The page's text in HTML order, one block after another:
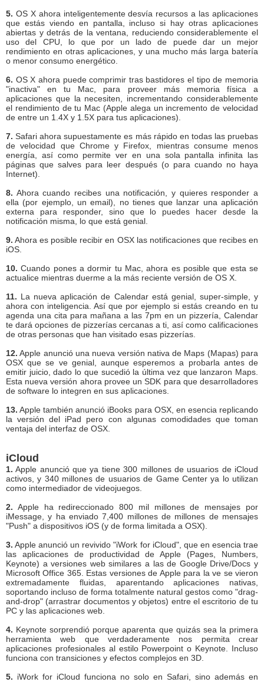
5. OS X ahora inteligentemente desvía recursos a las aplicaciones
que estás viendo en pantalla, incluso si hay otras aplicaciones
abiertas y detrás de la ventana, reduciendo considerablemente el
uso del CPU, lo que por un lado de puede dar un mejor
rendimiento en otras aplicaciones, y una mucho más larga batería
o menor consumo energético.
6. OS X ahora puede comprimir tras bastidores el tipo de memoria
"inactiva" en tu Mac, para proveer más memoria física a
aplicaciones que la necesiten, incrementando considerablemente
el rendimiento de tu Mac (Apple alega un incremento de velocidad
de entre un 1.4X y 1.5X para tus aplicaciones).
7. Safari ahora supuestamente es más rápido en todas las pruebas
de velocidad que Chrome y Firefox, mientras consume menos
energía, así como permite ver en una sola pantalla infinita las
páginas que salves para leer después (o para cuando no haya
Internet).
8. Ahora cuando recibes una notificación, y quieres responder a
ella (por ejemplo, un email), no tienes que lanzar una aplicación
externa para responder, sino que lo puedes hacer desde la
notificación misma, lo que está genial.
9. Ahora es posible recibir en OSX las notificaciones que recibes en
iOS.
10. Cuando pones a dormir tu Mac, ahora es posible que esta se
actualice mientras duerme a la más reciente versión de OS X.
11. La nueva aplicación de Calendar está genial, super-simple, y
ahora con inteligencia. Así que por ejemplo si estás creando en tu
agenda una cita para mañana a las 7pm en un pizzería, Calendar
te dará opciones de pizzerías cercanas a ti, así como calificaciones
de otras personas que han visitado esas pizzerías.
12. Apple anunció una nueva versión nativa de Maps (Mapas) para
OSX que se ve genial, aunque esperemos a probarla antes de
emitir juicio, dado lo que sucedió la última vez que lanzaron Maps.
Esta nueva versión ahora provee un SDK para que desarrolladores
de software lo integren en sus aplicaciones.
13. Apple también anunció iBooks para OSX, en esencia replicando
la versión del iPad pero con algunas comodidades que toman
ventaja del interfaz de OSX.
iCloud
1. Apple anunció que ya tiene 300 millones de usuarios de iCloud
activos, y 340 millones de usuarios de Game Center ya lo utilizan
como intermediador de videojuegos.
2. Apple ha redireccionado 800 mil millones de mensajes por
iMessage, y ha enviado 7,400 millones de millones de mensajes
"Push" a dispositivos iOS (y de forma limitada a OSX).
3. Apple anunció un revivido "iWork for iCloud", que en esencia trae
las aplicaciones de productividad de Apple (Pages, Numbers,
Keynote) a versiones web similares a las de Google Drive/Docs y
Microsoft Office 365. Estas versiones de Apple para la ve se vieron
extremadamente fluidas, aparentando aplicaciones nativas,
soportando incluso de forma totalmente natural gestos como "drag-
and-drop" (arrastrar documentos y objetos) entre el escritorio de tu
PC y las aplicaciones web.
4. Keynote sorprendió porque aparenta que quizás sea la primera
herramienta web que verdaderamente nos permita crear
aplicaciones profesionales al estilo Powerpoint o Keynote. Incluso
funciona con transiciones y efectos complejos en 3D.
5. iWork for iCloud funciona no solo en Safari, sino además en